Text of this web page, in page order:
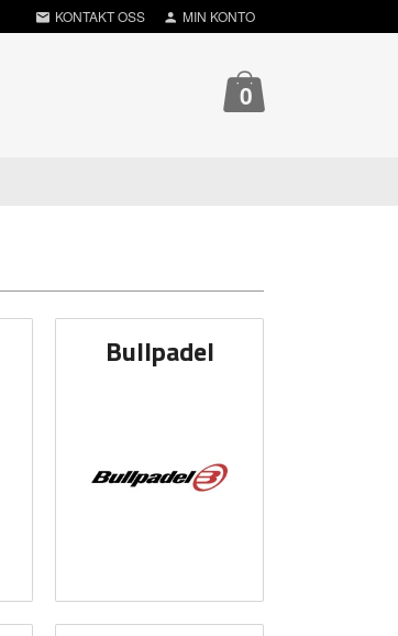
KONTAKT OSS MIN KONTO
0
Bullpadel